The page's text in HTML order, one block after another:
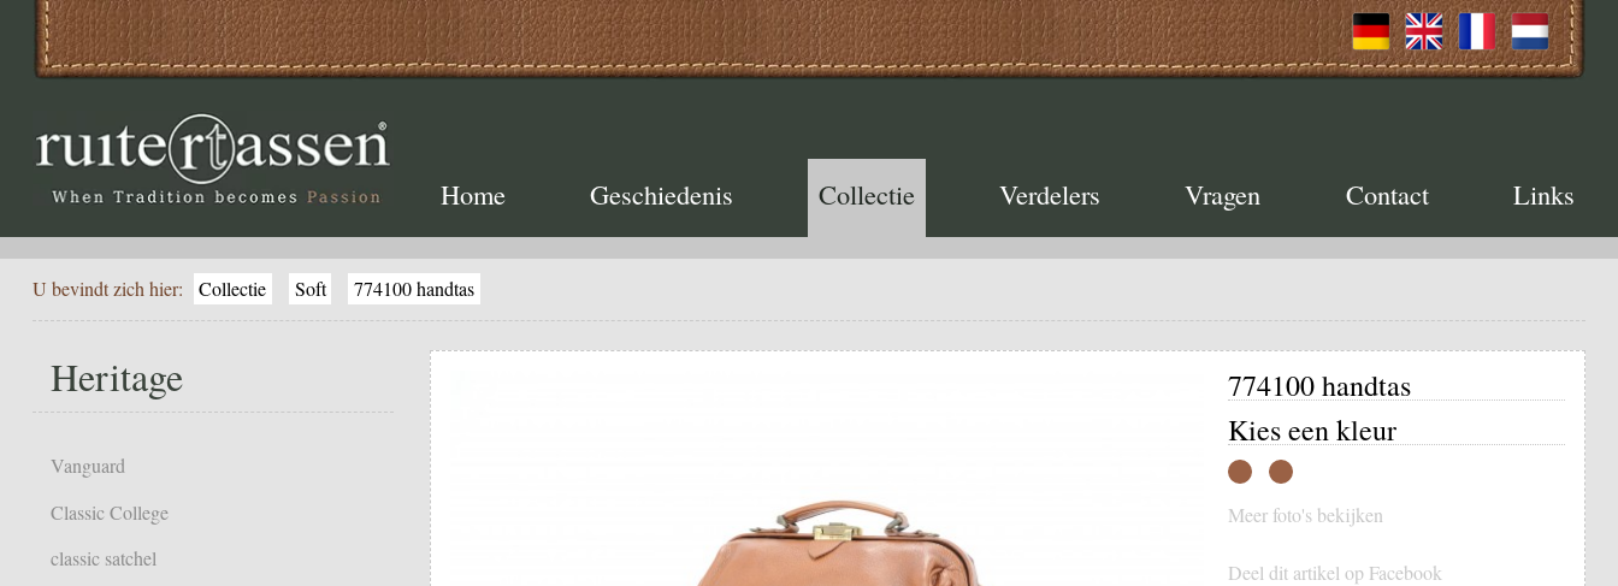
Home Geschiedenis Collectie Verdelers Vragen Contact Links
U bevindt zich hier: Collectie Soft 774100 handtas
Heritage
Vanguard
Classic College
classic satchel
774100 handtas
Kies een kleur
Meer foto's bekijken
Deel dit artikel op Facebook